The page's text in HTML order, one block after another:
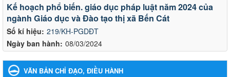
Số kí hiệu: 219/KH-PGDĐT
Ngày ban hành: 08/03/2024
Kế hoạch phổ biến. giáo dục pháp luật năm 2024 của
ngành Giáo dục và Đào tạo thị xã Bến Cát
VĂN BẢN CHỈ ĐẠO, ĐIỀU HÀNH